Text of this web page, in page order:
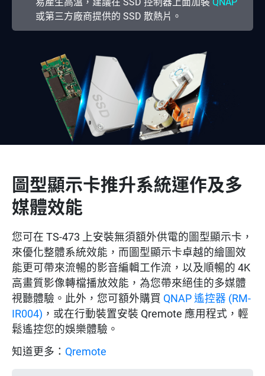
或第三方廠商提供的 SSD 散熱片。
圖型顯示卡推升系統運作及多
媒體效能
您可在 TS-473 上安裝無須額外供電的圖型顯示卡，
來優化整體系統效能，而圖型顯示卡卓越的繪圖效
能更可帶來流暢的影音編輯工作流，以及順暢的 4K
高畫質影像轉檔播放效能，為您帶來絕佳的多媒體
視聽體驗。此外，您可額外購買 QNAP 遙控器 (RM-
IR004) ，或在行動裝置安裝 Qremote 應用程式，輕
鬆遙控您的娛樂體驗。
知道更多： Qremote